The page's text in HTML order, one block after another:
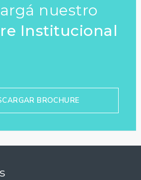
nuestro
Institucional
BROCHURE